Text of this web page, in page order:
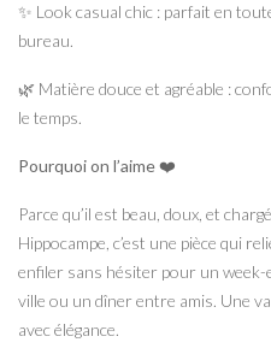
✨ Look casual chic : parfait en
bureau.
🌿 Matière douce et agréable :
le temps.
Pourquoi on l’aime❤️
Parce qu’il est beau, doux, et
Hippocampe, c’est une pièce qui
enfiler sans hésiter pour un
ville ou un dîner entre amis. Une
avec élégance.